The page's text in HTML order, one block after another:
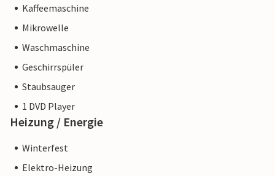
Kaffeemaschine
Mikrowelle
Waschmaschine
Geschirrspüler
Staubsauger
1 DVD Player
Heizung / Energie
Winterfest
Elektro-Heizung